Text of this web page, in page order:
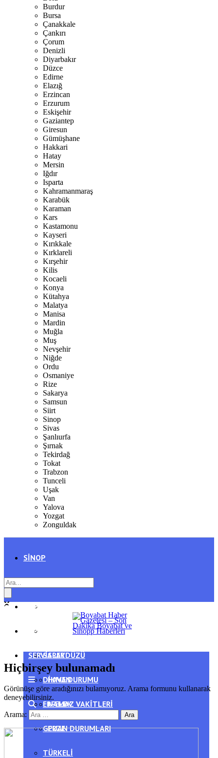
Burdur
Bursa
Çanakkale
Çankırı
Çorum
Denizli
Diyarbakır
Düzce
Edirne
Elazığ
Erzincan
Erzurum
Eskişehir
Gaziantep
Giresun
Gümüşhane
Hakkari
Hatay
Mersin
Iğdır
Isparta
Kahramanmaraş
Karabük
Karaman
Kars
Kastamonu
Kayseri
Kırıkkale
Kırklareli
Kırşehir
Kilis
Kocaeli
Konya
Kütahya
Malatya
Manisa
Mardin
Muğla
Muş
Nevşehir
Niğde
Ordu
Osmaniye
Rize
Sakarya
Samsun
Siirt
Sinop
Sivas
Şanlıurfa
Şırnak
Tekirdağ
Tokat
Trabzon
Tunceli
Uşak
Van
Yalova
Yozgat
Zonguldak
SINOP
AYANCIK
SARAYDÜZÜ
DIKMEN
ERFELEK
GERZE
TÜRKELI
GENEL
SPOR
SERVISLER
HAVA DURUMU
NAMAZ VAKITLERI
PUAN DURUMLARI
Hiçbirşey bulunamadı
Görünüşe göre aradığınızı bulamıyoruz. Arama formunu kullanarak
deneyebilirsiniz.
Arama: